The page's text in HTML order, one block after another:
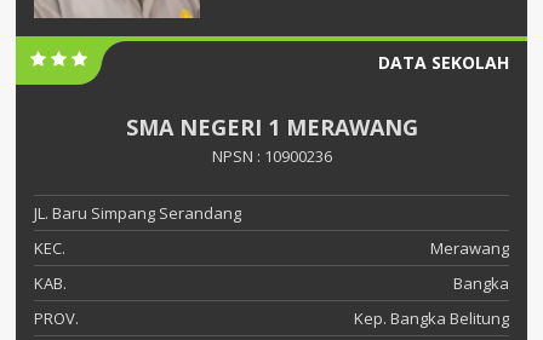
DATA SEKOLAH
SMA NEGERI 1 MERAWANG
NPSN : 10900236
JL. Baru Simpang Serandang
KEC.
Merawang
KAB.
Bangka
PROV.
Kep. Bangka Belitung